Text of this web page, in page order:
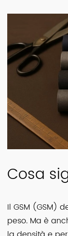
Cosa
Il GSM (GSM)
peso. Ma è